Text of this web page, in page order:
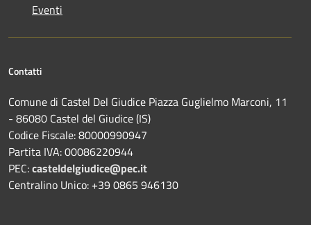
Eventi
Contatti
Comune di Castel Del Giudice Piazza Guglielmo Marconi, 11
- 86080 Castel del Giudice (IS)
Codice Fiscale: 80000990947
Partita IVA: 00086220944
PEC:casteldelgiudice@pec.it
Centralino Unico: +39 0865 946130